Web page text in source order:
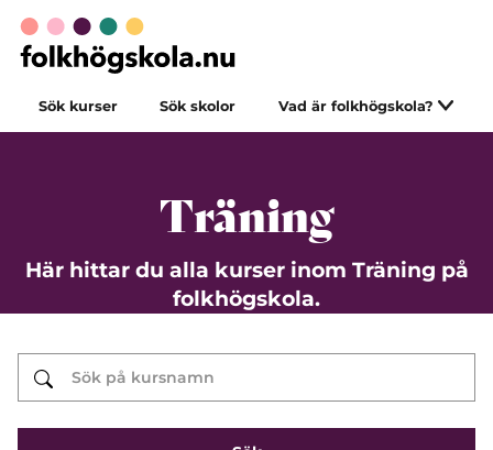
Sök kurser Sök skolor Vad är folkhögskola?
Träning
Här hittar du alla kurser inom Träning på
folkhögskola.